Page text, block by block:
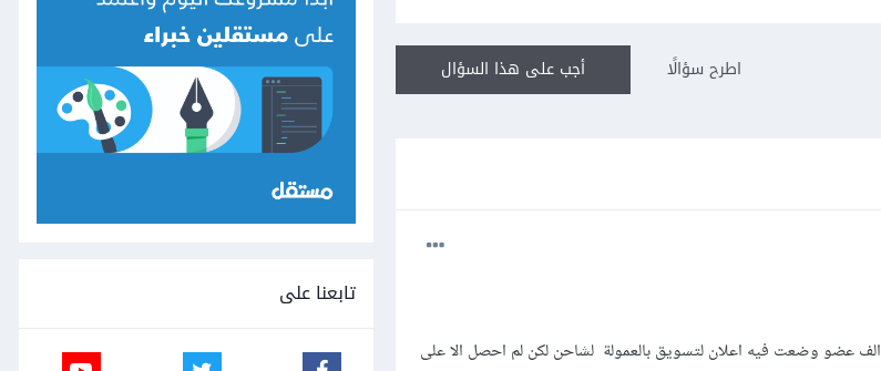
أجب على هذا السؤال اطرح سؤالًا
لدي جروب في مجال بيع و شراء الهواتف المستعملة به 14 الف عضو وضعت فيه اعلان لتسويق بالعمولة لشاحن لكن لم احصل الا على
تابعنا على